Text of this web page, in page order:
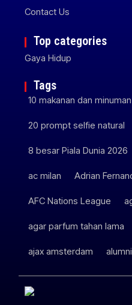
Contact Us
Top categories
Gaya Hidup
Tags
10 makanan dan minuman
20 prompt selfie natural
8 besar Piala Dunia 2026
ac milan Adrian
AFC Nations League
agar parfum tahan lama
ajax amsterdam